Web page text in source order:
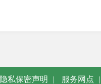
隐私保密声明 | 服务网点 |